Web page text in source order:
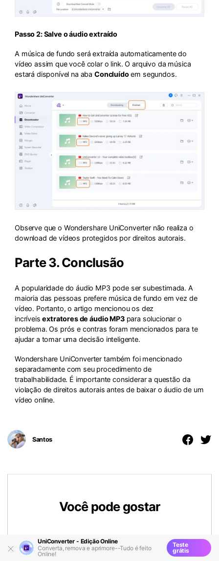
Passo 2: Salve o áudio extraído
A música de fundo será extraída automaticamente do
vídeo assim que você colar o link. O arquivo da música
estará disponível na aba Concluído em segundos.
Observe que o Wondershare UniConverter não realiza o
download de vídeos protegidos por direitos autorais.
Parte 3. Conclusão
A popularidade do áudio MP3 pode ser subestimada. A
maioria das pessoas prefere música de fundo em vez de
vídeo. Portanto, o artigo mencionou os dez
incríveis extratores de áudio MP3 para solucionar o
problema. Os prós e contras foram mencionados para te
ajudar a tomar uma decisão inteligente.
Wondershare UniConverter também foi mencionado
separadamente com seu procedimento de
trabalhabilidade. É importante considerar a questão da
violação de direitos autorais antes de baixar o áudio de um
vídeo online.
Santos
Você pode gostar
Top 5 Conversores Gratuitos para
MP3: Converter Vídeo para MP3
UniConverter - Edição Online
Converta, remova e aprimore--Tudo é feito
Online!
Teste
grátis